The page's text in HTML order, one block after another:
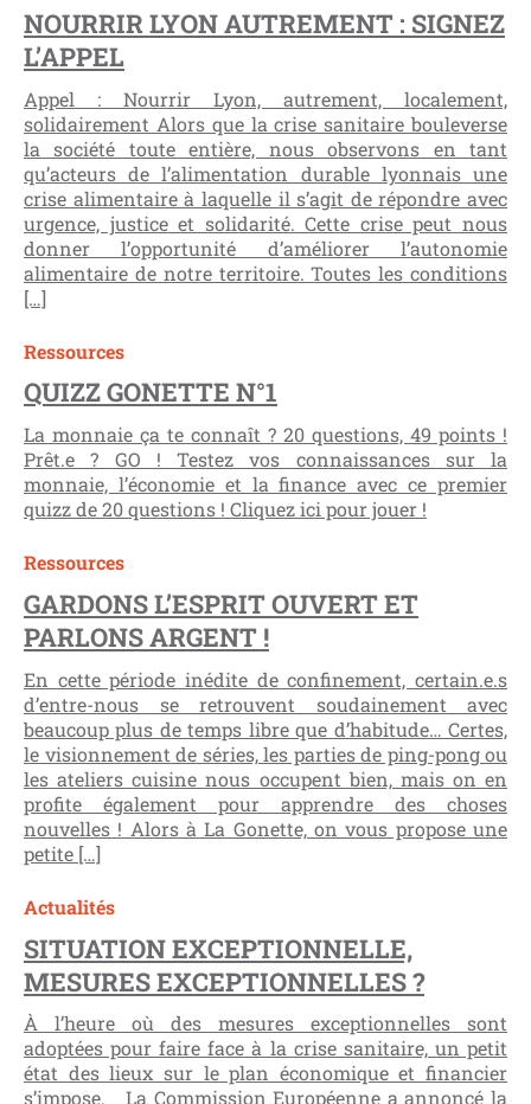
NOURRIR LYON AUTREMENT : SIGNEZ
L’APPEL
Appel : Nourrir Lyon, autrement, localement,
solidairement Alors que la crise sanitaire bouleverse
la société toute entière, nous observons en tant
qu’acteurs de l’alimentation durable lyonnais une
crise alimentaire à laquelle il s’agit de répondre avec
urgence, justice et solidarité. Cette crise peut nous
donner l’opportunité d’améliorer l’autonomie
alimentaire de notre territoire. Toutes les conditions
[…]
Ressources
QUIZZ GONETTE N°1
La monnaie ça te connaît ? 20 questions, 49 points !
Prêt.e ? GO ! Testez vos connaissances sur la
monnaie, l’économie et la finance avec ce premier
quizz de 20 questions ! Cliquez ici pour jouer !
Ressources
GARDONS L’ESPRIT OUVERT ET
PARLONS ARGENT !
En cette période inédite de confinement, certain.e.s
d’entre-nous se retrouvent soudainement avec
beaucoup plus de temps libre que d’habitude… Certes,
le visionnement de séries, les parties de ping-pong ou
les ateliers cuisine nous occupent bien, mais on en
profite également pour apprendre des choses
nouvelles ! Alors à La Gonette, on vous propose une
petite […]
Actualités
SITUATION EXCEPTIONNELLE,
MESURES EXCEPTIONNELLES ?
À l’heure où des mesures exceptionnelles sont
adoptées pour faire face à la crise sanitaire, un petit
état des lieux sur le plan économique et financier
s’impose. La Commission Européenne a annoncé la